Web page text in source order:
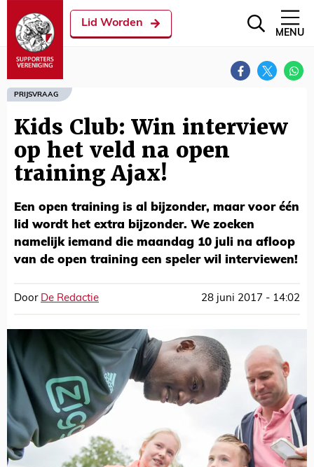
Lid Worden
MENU
PRIJSVRAAG
Kids Club: Win interview
op het veld na open
training Ajax!
Een open training is al bijzonder, maar voor één
lid wordt het extra bijzonder. We zoeken
namelijk iemand die maandag 10 juli na afloop
van de open training een speler wil interviewen!
Door De Redactie 28 juni 2017 - 14:02